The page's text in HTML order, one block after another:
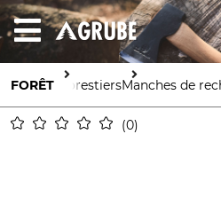
FORÊT
Outils forestiersManches de
0